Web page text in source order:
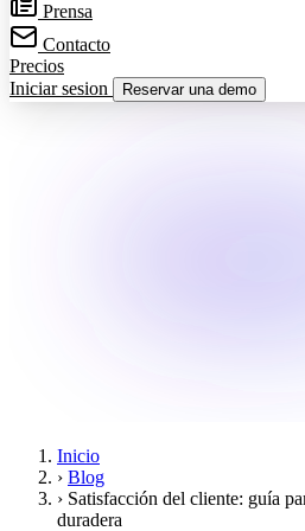
Prensa
Contacto
Precios
Iniciar sesion
Reservar una demo
Inicio
› Blog
› Satisfacción del cliente: guía
duradera